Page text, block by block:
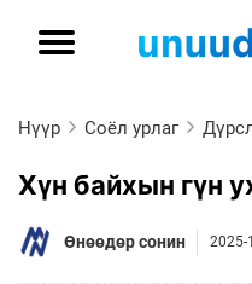
Нүүр Соёл урлаг
Хүн байхын гүн
Өнөөдөр сонин 2025-